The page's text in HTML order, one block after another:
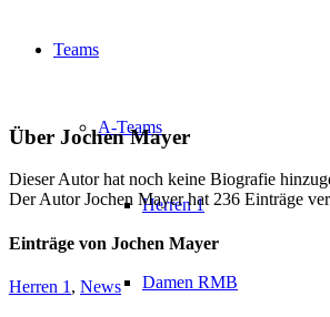
Teams
A-Teams
Herren 1
Damen RMB
Über Jochen Mayer
Dieser Autor hat noch keine Biografie
Der AutorJochen Mayerhat 236 Einträge
Einträge von Jochen Mayer
Herren 1 , News